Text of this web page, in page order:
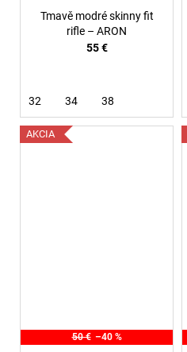
Tmavě modré skinny fit
rifle – ARON
55 €
32 34 38
AKCIA
50 € –40 %